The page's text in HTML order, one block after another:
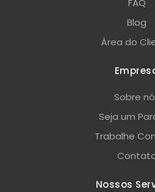
FAQ
Blog
Área do
Sobre
Seja um
Trabalhe
Nossos